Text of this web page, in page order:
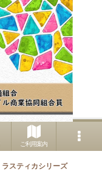
ご利用案内
ラスティカシリーズ